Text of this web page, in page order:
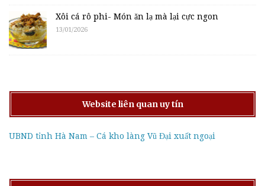
Xôi cá rô phi- Món ăn lạ mà lại cực ngon
13/01/2026
Website liên quan uy tín
UBND tỉnh Hà Nam – Cá kho làng Vũ Đại xuất ngoại